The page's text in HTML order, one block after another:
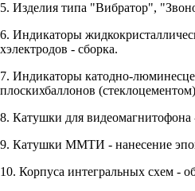
5. Изделия типа "Вибратор",
6. Индикаторы
хэлектродов - сборка.
7. Индикаторы катодно-
плоскихбаллонов
8. Катушки для видеомагнитофона
9. Катушки ММТИ - нанесение
10. Корпуса интегральных схем -